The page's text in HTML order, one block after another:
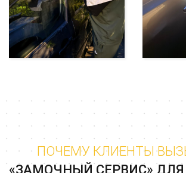
ПОЧЕМУ КЛИЕНТЫ
«ЗАМОЧНЫЙ СЕРВИС»